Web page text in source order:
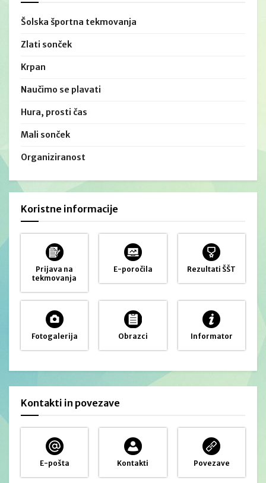
Šolska športna tekmovanja
Zlati sonček
Krpan
Naučimo se plavati
Hura, prosti čas
Mali sonček
Organiziranost
Koristne informacije
Prijava na
tekmovanja
E-poročila Rezultati ŠŠT
Fotogalerija Obrazci Informator
Kontakti in povezave
E-pošta Kontakti Povezave